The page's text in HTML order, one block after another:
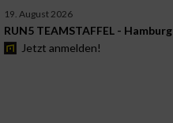
19. August 2026
RUN5 TEAMSTAFFEL - Hamburg
Jetzt anmelden!